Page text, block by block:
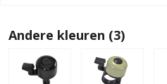
Andere kleuren (3)